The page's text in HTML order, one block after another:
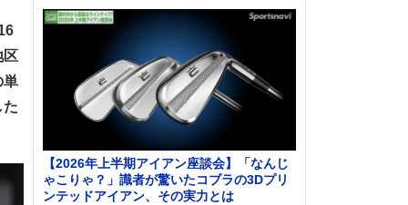
区
単
た
【2026年上半期アイアン座談会】「なんじ
ゃこりゃ？」識者が驚いたコブラの3Dプリ
ンテッドアイアン、その実力とは